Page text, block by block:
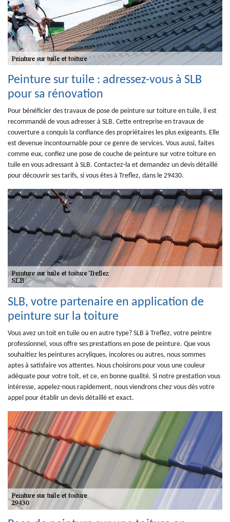
Peinture sur tuile : adressez-vous à SLB
pour sa rénovation
Pour bénéficier des travaux de pose de peinture sur toiture en tuile, il est
recommandé de vous adresser à SLB. Cette entreprise en travaux de
couverture a conquis la confiance des propriétaires les plus exigeants. Elle
est devenue incontournable pour ce genre de services. Vous aussi, faites
comme eux, confiez une pose de couche de peinture sur votre toiture en
tuile en vous adressant à SLB. Contactez-la et demandez un devis détaillé
pour découvrir ses tarifs, si vous êtes à Treflez, dans le 29430.
SLB, votre partenaire en application de
peinture sur la toiture
Vous avez un toit en tuile ou en autre type? SLB à Treflez, votre peintre
professionnel, vous offre ses prestations en pose de peinture. Que vous
souhaitiez les peintures acryliques, incolores ou autres, nous sommes
aptes à satisfaire vos attentes. Nous choisirons pour vous une couleur
adéquate pour votre toit, et ce, en bonne qualité. Si notre prestation vous
intéresse, appelez-nous rapidement, nous viendrons chez vous dès votre
appel pour établir un devis détaillé et exact.